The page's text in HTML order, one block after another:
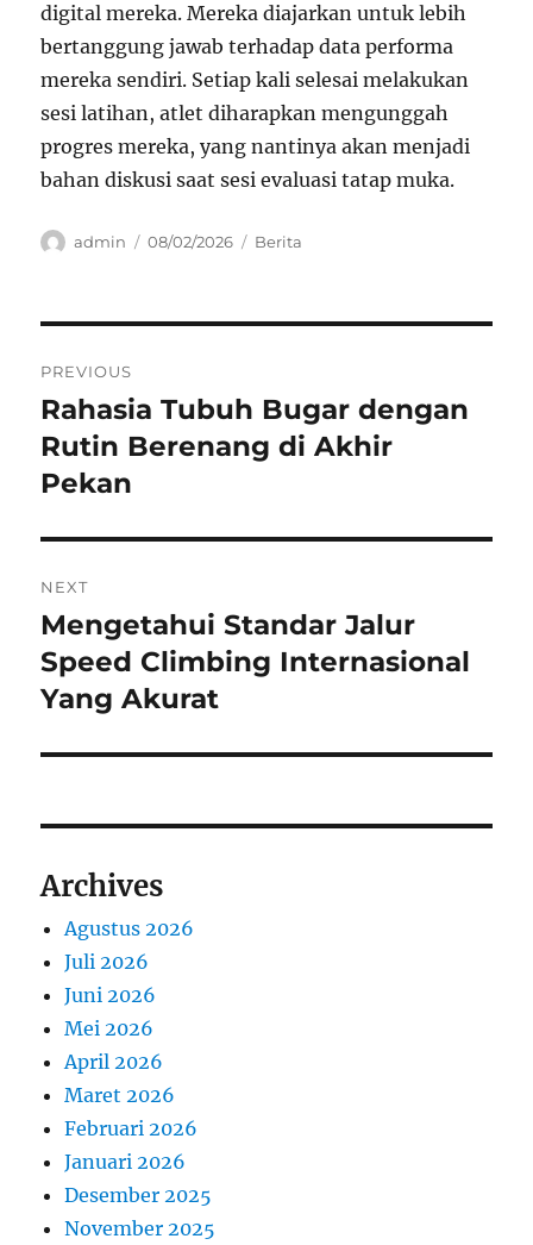
digital mereka. Mereka diajarkan untuk lebih
bertanggung jawab terhadap data performa
mereka sendiri. Setiap kali selesai melakukan
sesi latihan, atlet diharapkan mengunggah
progres mereka, yang nantinya akan menjadi
bahan diskusi saat sesi evaluasi tatap muka.
Author
admin
Posted
08/02/2026 Categories
Berita
pos
PREVIOUS
Previous
post:
Rahasia Tubuh Bugar dengan
Rutin Berenang di Akhir
Pekan
NEXT
Next
post:
Mengetahui Standar Jalur
Speed Climbing Internasional
Yang Akurat
Archives
Agustus 2026
Juli 2026
Juni 2026
Mei 2026
April 2026
Maret 2026
Februari 2026
Januari 2026
Desember 2025
November 2025